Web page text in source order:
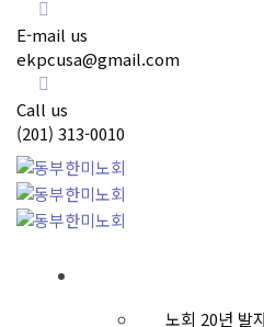
E-mail us
ekpcusa@gmail.com
Call us
(201) 313-0010
노회 20년 발